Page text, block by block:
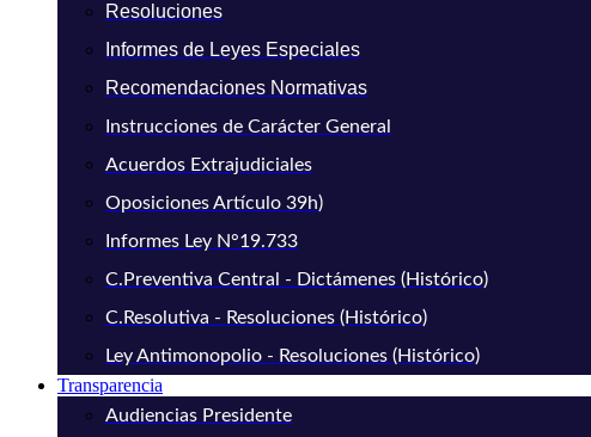
Resoluciones
Informes de Leyes Especiales
Recomendaciones Normativas
Instrucciones de Carácter General
Acuerdos Extrajudiciales
Oposiciones Artículo 39h)
Informes Ley N°19.733
C.Preventiva Central - Dictámenes (Histórico)
C.Resolutiva - Resoluciones (Histórico)
Ley Antimonopolio - Resoluciones (Histórico)
Transparencia
Audiencias Presidente